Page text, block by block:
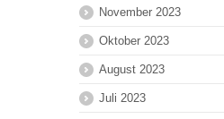
November 2023
Oktober 2023
August 2023
Juli 2023